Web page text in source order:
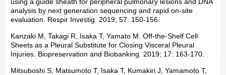
analysis by next generation sequencing and rapid on-site
evaluation. Respir Investig. 2019; 57: 150-156.
Kanzaki M, Takagi R, Isaka T, Yamato M. Off-the-Shelf Cell
Sheets as a Pleural Substitute for Closing Visceral Pleural
Injuries. Biopreservation and Biobanking. 2019; 17: 163-170.
Mitsuboshi S, Matsumoto T, Isaka T, Kumakiri J, Yamamoto T,